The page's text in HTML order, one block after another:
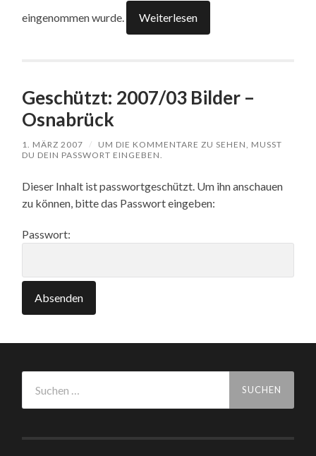
eingenommen wurde.
Weiterlesen
Geschützt: 2007/03 Bilder –
Osnabrück
1. MÄRZ 2007 /
UM DIE KOMMENTARE ZU SEHEN, MUSST
DU DEIN PASSWORT EINGEBEN.
Dieser Inhalt ist passwortgeschützt. Um ihn anschauen
zu können, bitte das Passwort eingeben:
Passwort:
nach: